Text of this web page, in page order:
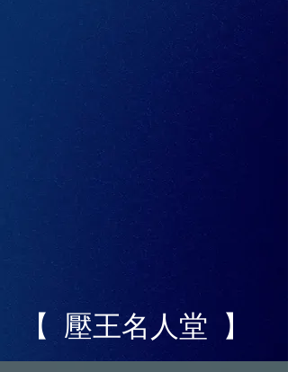
【 壓王名人堂 】